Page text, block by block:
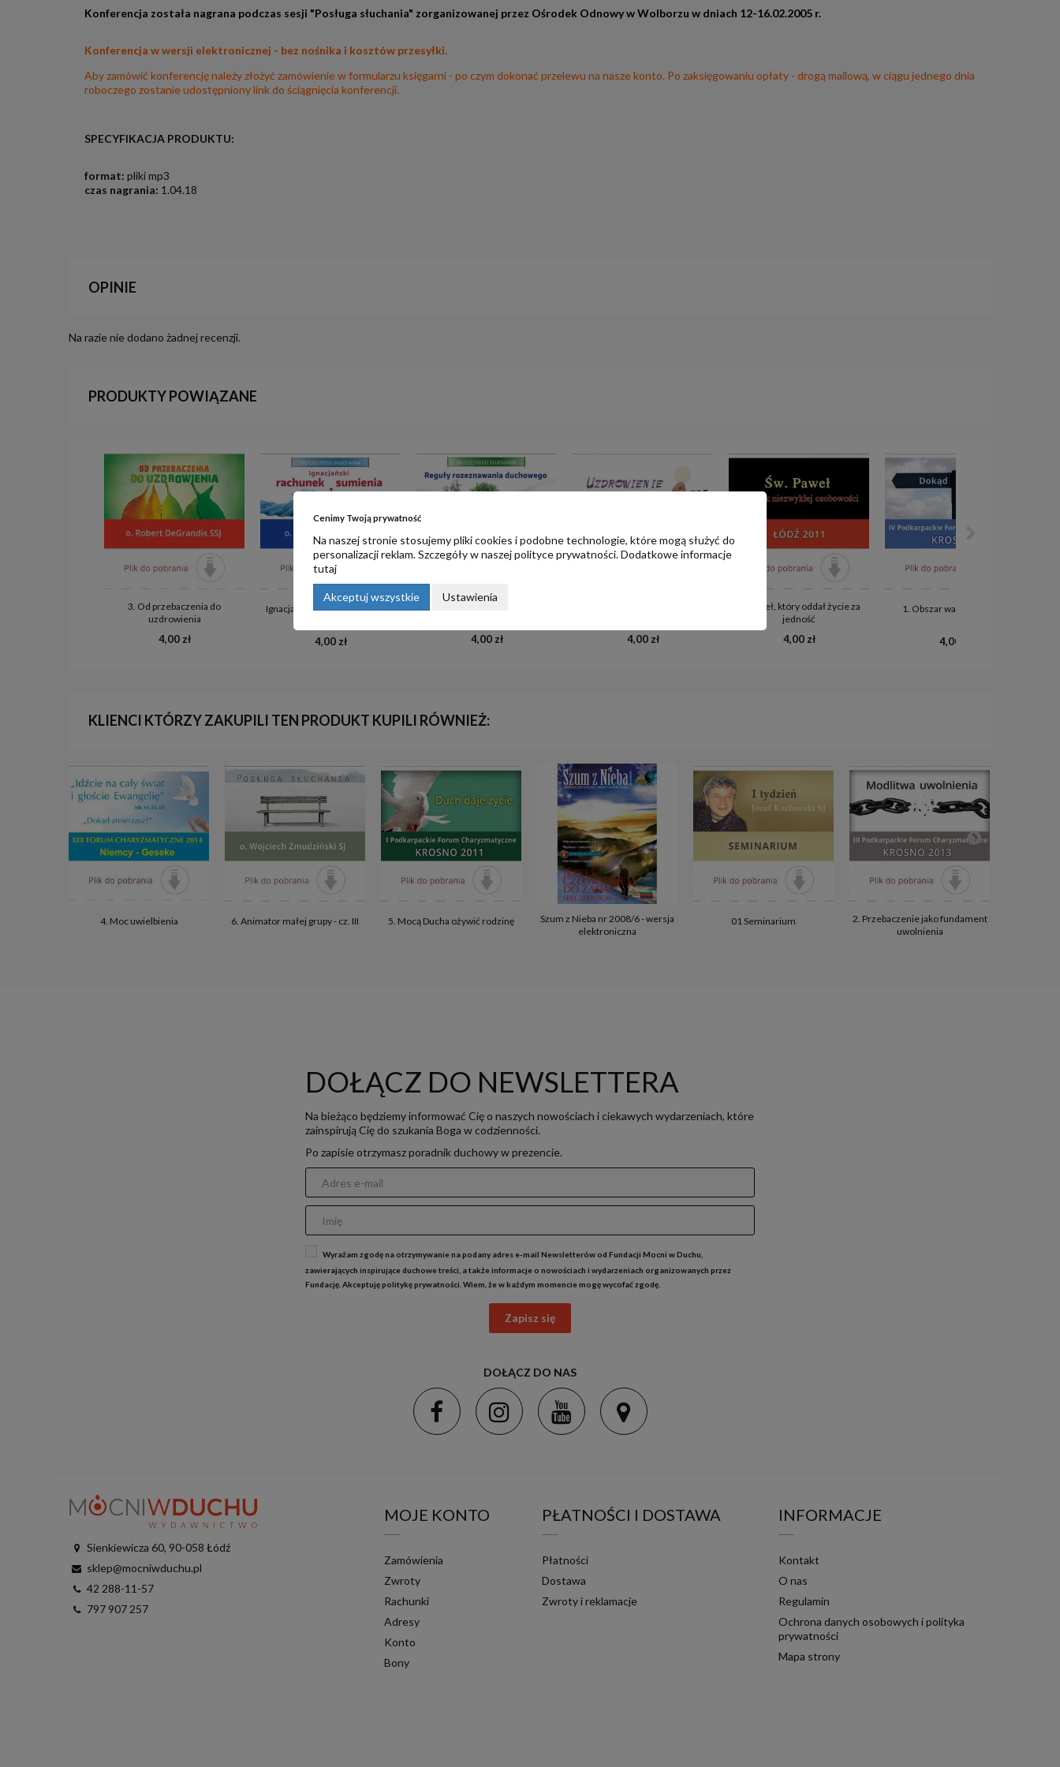
Konferencja została nagrana podczas sesji "Posługa słuchania" zorganizowanej przez Ośrodek Odnowy w Wolborzu w dniach 12-16.02.2005 r.
Konferencja w wersji elektronicznej - bez nośnika i kosztów przesyłki.
Aby zamówić konferencję należy złożyć zamówienie w formularzu księgarni - po czym dokonać przelewu na nasze konto. Po zaksięgowaniu opłaty - drogą mailową, w ciągu jednego dnia
roboczego zostanie udostępniony link do ściągnięcia konferencji.
SPECYFIKACJA PRODUKTU:
format: pliki mp3
czas nagrania: 1.04.18
OPINIE
Na razie nie dodano żadnej recenzji.
PRODUKTY POWIĄZANE
3. Od przebaczenia do
uzdrowienia
4,00 zł
Ignacjański rachunek sumienia
4,00 zł 4,00 zł 4,00 zł
6. Paweł, który oddał życie za
jedność
4,00 zł
1. Obszar walki duchowej
4,00 zł
KLIENCI KTÓRZY ZAKUPILI TEN PRODUKT KUPILI RÓWNIEŻ:
4. Moc uwielbienia 6. Animator małej grupy - cz. III 5. Mocą Ducha ożywić rodzinę
Szum z Nieba nr 2008/6 - wersja
elektroniczna
01 Seminarium
2. Przebaczenie jako fundament
uwolnienia
DOŁĄCZ DO NEWSLETTERA
Na bieżąco będziemy informować Cię o naszych nowościach i ciekawych wydarzeniach, które
zainspirują Cię do szukania Boga w codzienności.
Po zapisie otrzymasz poradnik duchowy w prezencie.
Wyrażam zgodę na otrzymywanie na podany adres e-mail Newsletterów od Fundacji Mocni w Duchu,
zawierających inspirujące duchowe treści, a także informacje o nowościach i wydarzeniach organizowanych przez
Fundację. Akceptujępolitykę prywatności. Wiem, że w każdym momencie mogę wycofać zgodę.
Zapisz się
DOŁĄCZ DO NAS
Sienkiewicza 60, 90-058 Łódź
sklep@mocniwduchu.pl
42 288-11-57
797 907 257
MOJE KONTO
Zamówienia
Zwroty
Rachunki
Adresy
Konto
Bony
PŁATNOŚCI I DOSTAWA
Płatności
Dostawa
Zwroty i reklamacje
INFORMACJE
Kontakt
O nas
Regulamin
Ochrona danych osobowych i polityka
prywatności
Mapa strony
Cenimy Twoją prywatność
Na naszej stronie stosujemy pliki cookies i podobne technologie, które mogą służyć do
personalizacji reklam. Szczegóły w naszejpolityce prywatności. Dodatkowe informacje
tutaj
Akceptuj wszystkie Ustawienia